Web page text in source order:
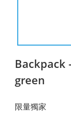
Backpack
green
限量獨家